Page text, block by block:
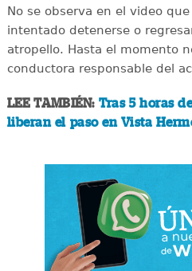
No se observa en el video
intentado detenerse o
atropello. Hasta el momento
conductora responsable del
LEE TAMBIÉN: Tras 5 horas
liberan el paso en Vista